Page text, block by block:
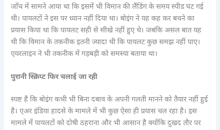
जाँच में सामने आया था कि इसमें भी विमान की लैंडिंग के समय स्पीड घट गई
थी। पायलटों ने इस पर ध्यान नहीं दिया था। बोइंग ने यह कह कर बचने का
प्रयास किया था कि पायलट सही से सीखे नहीं हुए थे। जबकि असल बात यह
थी कि विमान के तकनीक इतनी ज्यादा थी कि पायलट कुछ समझ नहीं पाए।
एयरलाइन ने भी तकनीक में गड़बड़ी को समस्या बताया था।
पुरानी स्क्रिप्ट फिर चलाई जा रही
स्पष्ट है कि बोइंग कभी भी बिना दबाव के अपनी गलती मानने को तैयार नहीं हुई
है। एअर इंडिया हादसे के मामले में भी कुछ ऐसा ही प्रयास चल रहा है। इस
मामले में पायलटों को दोषी ठहराना और भी आसान है क्योंकि दुखद तौर पर